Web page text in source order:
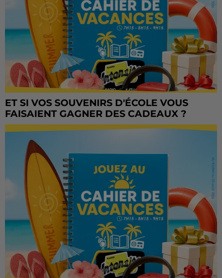
ET SI VOS SOUVENIRS D'ÉCOLE VOUS
FAISAIENT GAGNER DES CADEAUX ?